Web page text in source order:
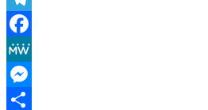
Telegram
Facebook
MeWe
Messenger